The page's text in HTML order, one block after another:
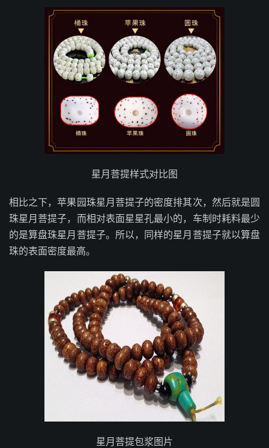
星月菩提样式对比图
相比之下，苹果园珠星月菩提子的密度排其次，然后就是圆
珠星月菩提子，而相对表面星星孔最小的，车制时耗料最少
的是算盘珠星月菩提子。所以，同样的星月菩提子就以算盘
珠的表面密度最高。
星月菩提包浆图片